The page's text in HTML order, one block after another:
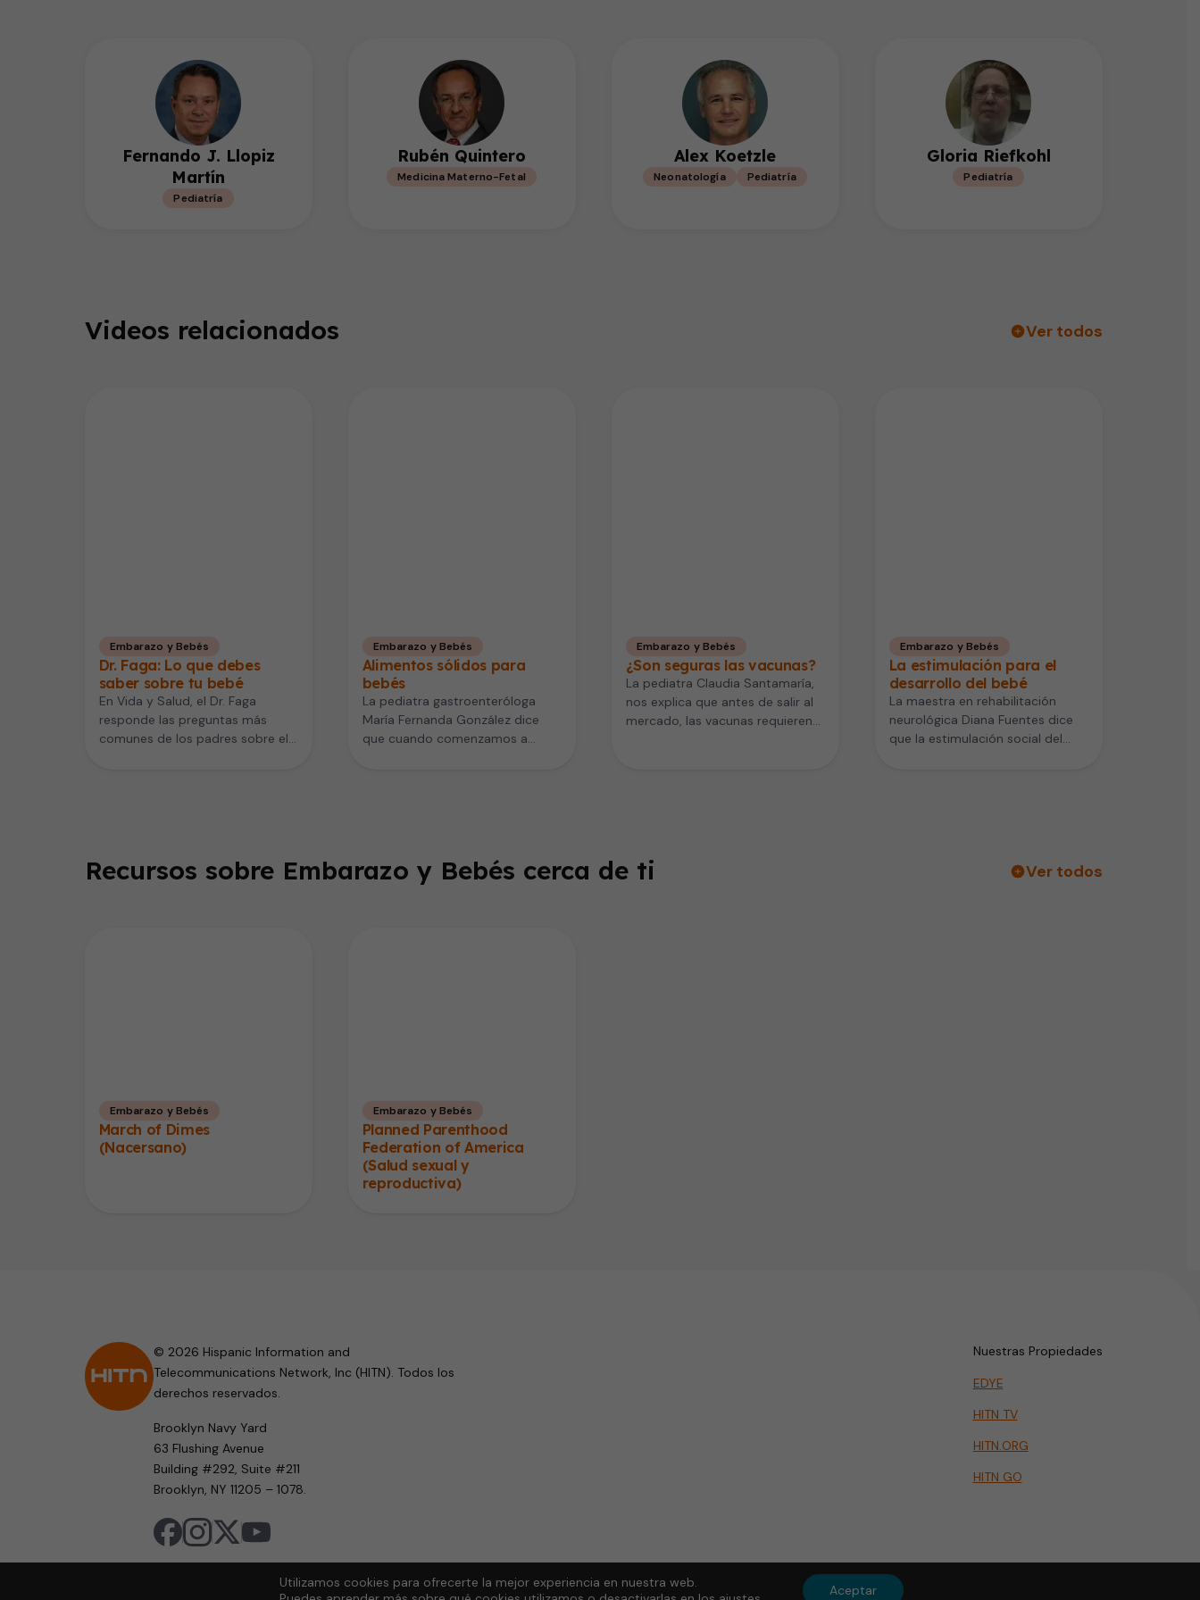
Fernando J. Llopiz
Martín
Pediatría
Rubén Quintero
Medicina Materno-Fetal
Alex Koetzle
Neonatología Pediatría
Gloria Riefkohl
Pediatría
Videos relacionados Ver todos
Embarazo y Bebés
Dr. Faga: Lo que debes
saber sobre tu bebé
En Vida y Salud, el Dr. Faga
responde las preguntas más
comunes de los padres sobre el
Embarazo y Bebés
Alimentos sólidos para
bebés
La pediatra gastroenteróloga
María Fernanda González dice
que cuando comenzamos a
Embarazo y Bebés
¿Son seguras las vacunas?
La pediatra Claudia Santamaría,
nos explica que antes de salir al
mercado, las vacunas requieren
Embarazo y Bebés
La estimulación para el
desarrollo del bebé
La maestra en rehabilitación
neurológica Diana Fuentes dice
que la estimulación social del
Recursos sobre Embarazo y Bebés cerca de ti Ver todos
Embarazo y Bebés
March of Dimes
(Nacersano)
Embarazo y Bebés
Planned Parenthood
Federation of America
(Salud sexual y
reproductiva)
© 2026 Hispanic Information and
Telecommunications Network, Inc (HITN). Todos los
derechos reservados.
Brooklyn Navy Yard
63 Flushing Avenue
Building #292, Suite #211
Brooklyn, NY 11205 – 1078.
Nuestras Propiedades
EDYE
HITN TV
HITN.ORG
HITN GO
Utilizamos cookies para ofrecerte la mejor experiencia en nuestra web.
Aceptar